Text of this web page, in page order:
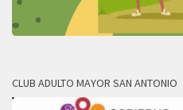
CLUB ADULTO MAYOR SAN ANTONIO